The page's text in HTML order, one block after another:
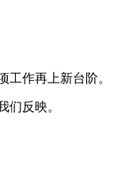
作再上新台阶。
们反映。